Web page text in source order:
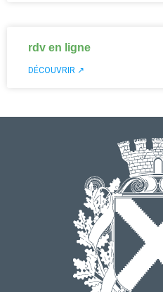
rdv en ligne
DÉCOUVRIR ↗